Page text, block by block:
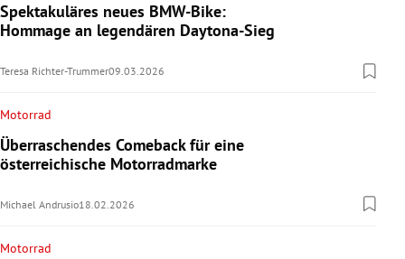
Spektakuläres neues BMW-Bike:
Hommage an legendären Daytona-Sieg
Teresa Richter-Trummer09.03.2026
Motorrad
Überraschendes Comeback für eine
österreichische Motorradmarke
Michael Andrusio18.02.2026
Motorrad